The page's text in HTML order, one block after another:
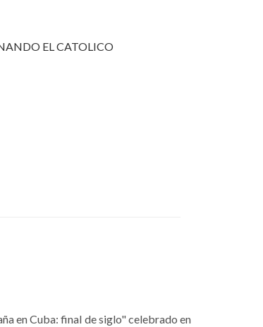
EL CATOLICO
en Cuba: final de siglo" celebrado en